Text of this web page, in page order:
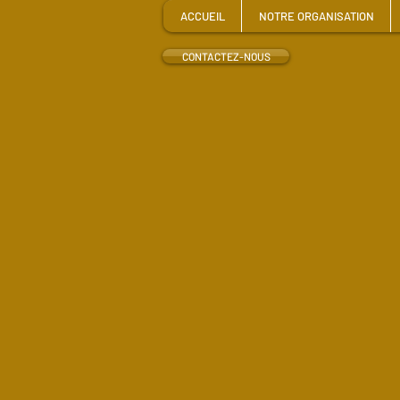
ACCUEIL NOTRE ORGANISATION
CONTACTEZ-NOUS